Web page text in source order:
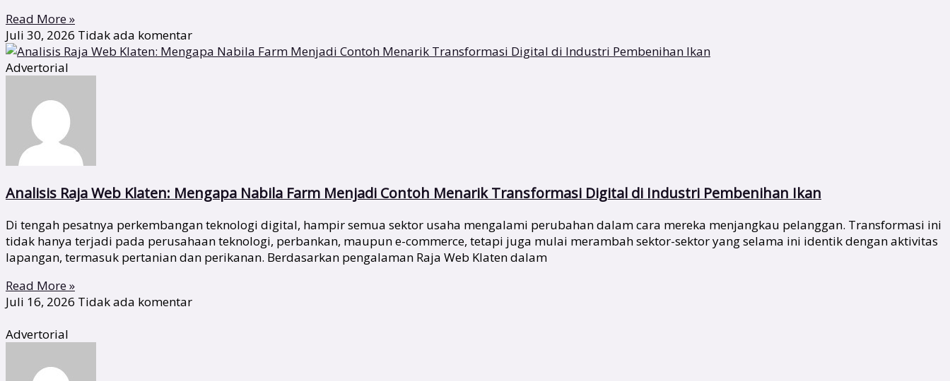
Read More »
Juli 30, 2026 Tidak ada komentar
Advertorial
Analisis Raja Web Klaten: Mengapa Nabila Farm Menjadi Contoh Menarik Transformasi Digital di Industri Pembenihan Ikan
Di tengah pesatnya perkembangan teknologi digital, hampir semua sektor usaha mengalami perubahan dalam cara mereka menjangkau pelanggan. Transformasi ini
tidak hanya terjadi pada perusahaan teknologi, perbankan, maupun e-commerce, tetapi juga mulai merambah sektor-sektor yang selama ini identik dengan aktivitas
lapangan, termasuk pertanian dan perikanan. Berdasarkan pengalaman Raja Web Klaten dalam
Read More »
Juli 16, 2026 Tidak ada komentar
Advertorial